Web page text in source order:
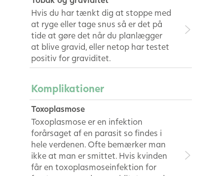
Hvis du har tænkt dig at stoppe med
at ryge eller tage snus så er det på
tide at gøre det når du planlægger
at blive gravid, eller netop har testet
positiv for graviditet.
Komplikationer
Toxoplasmose
Toxoplasmose er en infektion
forårsaget af en parasit so findes i
hele verdenen. Ofte bemærker man
ikke at man er smittet. Hvis kvinden
får en toxoplasmoseinfektion for